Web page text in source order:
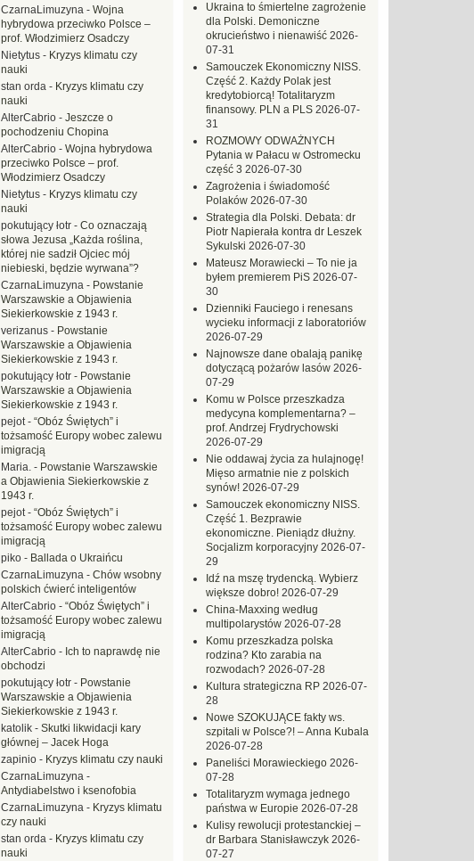
Ukraina to śmiertelne zagrożenie
dla Polski. Demoniczne
okrucieństwo i nienawiść 2026-
07-31
Samouczek Ekonomiczny NISS.
Część 2. Każdy Polak jest
kredytobiorcą! Totalitaryzm
finansowy. PLN a PLS 2026-07-
31
ROZMOWY ODWAŻNYCH
Pytania w Pałacu w Ostromecku
część 3 2026-07-30
Zagrożenia i świadomość
Polaków 2026-07-30
Strategia dla Polski. Debata: dr
Piotr Napierała kontra dr Leszek
Sykulski 2026-07-30
Mateusz Morawiecki – To nie ja
byłem premierem PiS 2026-07-
30
Dzienniki Fauciego i renesans
wycieku informacji z laboratoriów
2026-07-29
Najnowsze dane obalają panikę
dotyczącą pożarów lasów 2026-
07-29
Komu w Polsce przeszkadza
medycyna komplementarna? –
prof. Andrzej Frydrychowski
2026-07-29
Nie oddawaj życia za hulajnogę!
Mięso armatnie nie z polskich
synów! 2026-07-29
Samouczek ekonomiczny NISS.
Część 1. Bezprawie
ekonomiczne. Pieniądz dłużny.
Socjalizm korporacyjny 2026-07-
29
Idź na mszę trydencką. Wybierz
większe dobro! 2026-07-29
China-Maxxing według
multipolarystów 2026-07-28
Komu przeszkadza polska
rodzina? Kto zarabia na
rozwodach? 2026-07-28
Kultura strategiczna RP 2026-07-
28
Nowe SZOKUJĄCE fakty ws.
szpitali w Polsce?! – Anna Kubala
2026-07-28
Paneliści Morawieckiego 2026-
07-28
Totalitaryzm wymaga jednego
państwa w Europie 2026-07-28
Kulisy rewolucji protestanckiej –
dr Barbara Stanisławczyk 2026-
07-27
CzarnaLimuzyna - Wojna
hybrydowa przeciwko Polsce –
prof. Włodzimierz Osadczy
Nietytus - Kryzys klimatu czy
nauki
stan orda - Kryzys klimatu czy
nauki
AlterCabrio - Jeszcze o
pochodzeniu Chopina
AlterCabrio - Wojna hybrydowa
przeciwko Polsce – prof.
Włodzimierz Osadczy
Nietytus - Kryzys klimatu czy
nauki
pokutujący łotr - Co oznaczają
słowa Jezusa „Każda roślina,
której nie sadził Ojciec mój
niebieski, będzie wyrwana”?
CzarnaLimuzyna - Powstanie
Warszawskie a Objawienia
Siekierkowskie z 1943 r.
verizanus - Powstanie
Warszawskie a Objawienia
Siekierkowskie z 1943 r.
pokutujący łotr - Powstanie
Warszawskie a Objawienia
Siekierkowskie z 1943 r.
pejot- “Obóz Świętych” i
tożsamość Europy wobec zalewu
imigracją
Maria. - Powstanie Warszawskie
a Objawienia Siekierkowskie z
1943 r.
pejot- “Obóz Świętych” i
tożsamość Europy wobec zalewu
imigracją
piko - Ballada o Ukraińcu
CzarnaLimuzyna - Chów wsobny
polskich ćwierć inteligentów
AlterCabrio - “Obóz Świętych” i
tożsamość Europy wobec zalewu
imigracją
AlterCabrio - Ich to naprawdę nie
obchodzi
pokutujący łotr - Powstanie
Warszawskie a Objawienia
Siekierkowskie z 1943 r.
katolik - Skutki likwidacji kary
głównej – Jacek Hoga
zapinio - Kryzys klimatu czy nauki
CzarnaLimuzyna -
Antydiabelstwo i ksenofobia
CzarnaLimuzyna - Kryzys klimatu
czy nauki
stan orda - Kryzys klimatu czy
nauki